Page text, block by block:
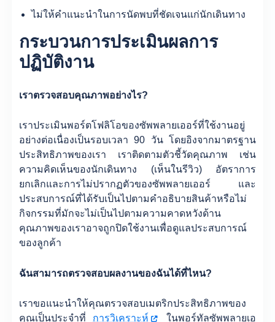
ไม่ให้คำแนะนำในการนัดพบที่ชัดเจนแก่นักเดินทาง
กระบวนการประเมินผลการ
ปฏิบัติงาน
เราตรวจสอบคุณภาพอย่างไร?
เราประเมินพอร์ตโฟลิโอของซัพพลายเออร์ที่ใช้งานอยู่
อย่างต่อเนื่องเป็นรอบเวลา 90 วัน โดยอิงจากมาตรฐาน
ประสิทธิภาพของเรา เราติดตามตัวชี้วัดคุณภาพ เช่น
ความคิดเห็นของนักเดินทาง (เห็นในรีวิว) อัตราการ
ยกเลิกและการไม่ปรากฏตัวของซัพพลายเออร์ และ
ประสบการณ์ที่ได้รับเป็นไปตามคำอธิบายสินค้าหรือไม่
กิจกรรมที่มักจะไม่เป็นไปตามความคาดหวังด้าน
คุณภาพของเราอาจถูกปิดใช้งานเพื่อดูแลประสบการณ์
ของลูกค้า
ฉันสามารถตรวจสอบผลงานของฉันได้ที่ไหน?
เราขอแนะนำให้คุณตรวจสอบเมตริกประสิทธิภาพของ
คุณเป็นประจำที่ การวิเคราะห์
ในพอร์ทัลซัพพลายเอ